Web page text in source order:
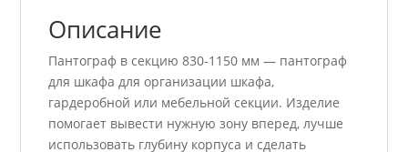
Описание
Пантограф в секцию 830-1150 мм — пантограф
для шкафа для организации шкафа,
гардеробной или мебельной секции. Изделие
помогает вывести нужную зону вперед, лучше
использовать глубину корпуса и сделать